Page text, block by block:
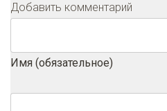
Добавить комментарий
Имя (обязательное)